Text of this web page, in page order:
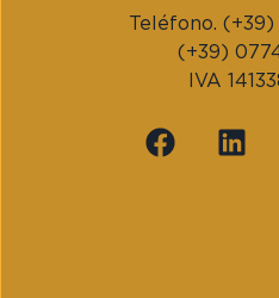
Teléfono.
(+39)
IVA